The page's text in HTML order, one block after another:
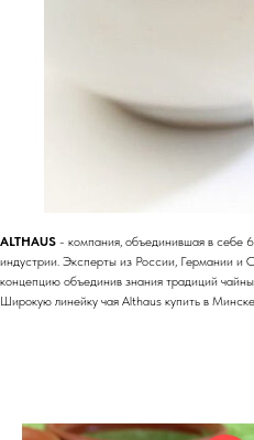
ALTHAUS - компания, объединившая в себе
индустрии. Эксперты из России, Германии
концепцию объединив знания традиций
Широкую линейку чая Althaus купить в